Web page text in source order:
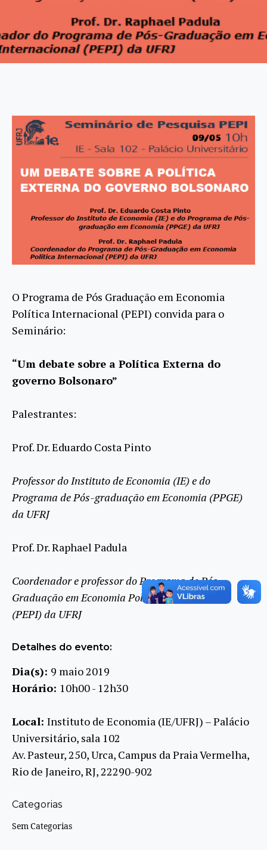
O Programa de Pós Graduação em Economia
Política Internacional (PEPI) convida para o
Seminário:
“Um debate sobre a Política Externa do
governo Bolsonaro”
Palestrantes:
Prof. Dr. Eduardo Costa Pinto
Professor do Instituto de Economia (IE) e do
Programa de Pós-graduação em Economia (PPGE)
da UFRJ
Prof. Dr. Raphael Padula
Coordenador e professor do Programa de Pós-
Graduação em Economia Política Internacional
(PEPI) da UFRJ
Detalhes do evento:
Dia(s): 9 maio 2019
Horário: 10h00 - 12h30
Local: Instituto de Economia (IE/UFRJ) – Palácio
Universitário, sala 102
Av. Pasteur, 250, Urca, Campus da Praia Vermelha,
Rio de Janeiro, RJ, 22290-902
Categorias
Sem Categorias